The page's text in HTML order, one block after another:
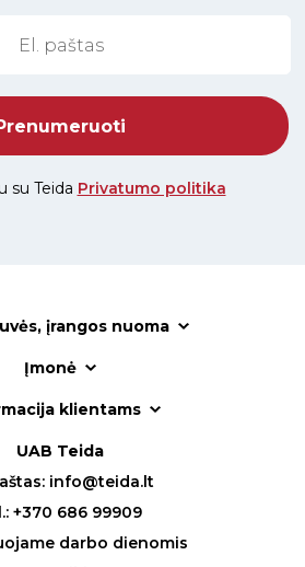
su Teida Privatumo politika
įrangos nuoma
Įmonė
klientams
UAB Teida
info@teida.lt
+370 686 99909
darbo dienomis